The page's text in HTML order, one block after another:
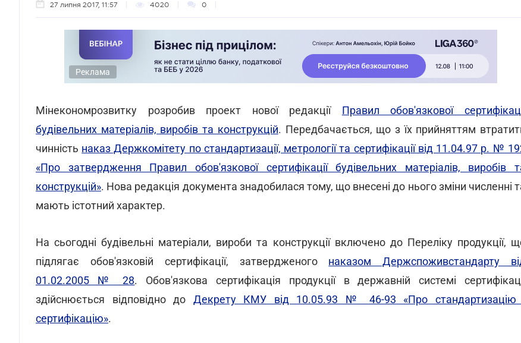
27 липня 2017, 11:57 4020 0
Реклама
Мінекономрозвитку розробив проект нової редакції Правил обов'язкової
будівельних матеріалів, виробів та конструкцій. Передбачається, що з їх прийняттям
чинність наказ Держкомітету по стандартизації, метрології та сертифікації від 11.04.97 р. №
«Про затвердження Правил обов'язкової сертифікації будівельних матеріалів, виробів
конструкцій». Нова редакція документа знадобилася тому, що внесені до нього зміни численні
мають істотний характер.
На сьогодні будівельні матеріали, вироби та конструкції включено до Переліку продукції,
підлягає обов'язковій сертифікації, затвердженого наказом Держспоживстандарту
01.02.2005 № 28. Обов'язкова сертифікація продукції в державній системі
здійснюється відповідно до Декрету КМУ від 10.05.93 № 46-93 «Про стандартизацію
сертифікацію».